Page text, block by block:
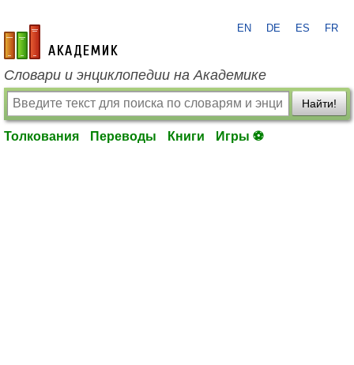
academic.ru
EN DE ES FR
Словари и энциклопедии на Академике
Найти!
Толкования Переводы Книги Игры ⚽